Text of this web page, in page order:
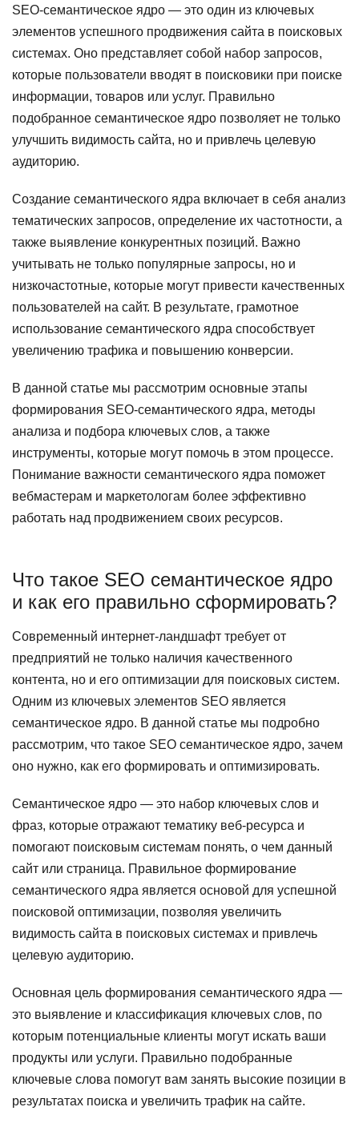
SEO-семантическое ядро — это один из ключевых
элементов успешного продвижения сайта в поисковых
системах. Оно представляет собой набор запросов,
которые пользователи вводят в поисковики при поиске
информации, товаров или услуг. Правильно
подобранное семантическое ядро позволяет не только
улучшить видимость сайта, но и привлечь целевую
аудиторию.
Создание семантического ядра включает в себя анализ
тематических запросов, определение их частотности, а
также выявление конкурентных позиций. Важно
учитывать не только популярные запросы, но и
низкочастотные, которые могут привести качественных
пользователей на сайт. В результате, грамотное
использование семантического ядра способствует
увеличению трафика и повышению конверсии.
В данной статье мы рассмотрим основные этапы
формирования SEO-семантического ядра, методы
анализа и подбора ключевых слов, а также
инструменты, которые могут помочь в этом процессе.
Понимание важности семантического ядра поможет
вебмастерам и маркетологам более эффективно
работать над продвижением своих ресурсов.
Что такое SEO семантическое ядро
и как его правильно сформировать?
Современный интернет-ландшафт требует от
предприятий не только наличия качественного
контента, но и его оптимизации для поисковых систем.
Одним из ключевых элементов SEO является
семантическое ядро. В данной статье мы подробно
рассмотрим, что такое SEO семантическое ядро, зачем
оно нужно, как его формировать и оптимизировать.
Семантическое ядро — это набор ключевых слов и
фраз, которые отражают тематику веб-ресурса и
помогают поисковым системам понять, о чем данный
сайт или страница. Правильное формирование
семантического ядра является основой для успешной
поисковой оптимизации, позволяя увеличить
видимость сайта в поисковых системах и привлечь
целевую аудиторию.
Основная цель формирования семантического ядра —
это выявление и классификация ключевых слов, по
которым потенциальные клиенты могут искать ваши
продукты или услуги. Правильно подобранные
ключевые слова помогут вам занять высокие позиции в
результатах поиска и увеличить трафик на сайте.